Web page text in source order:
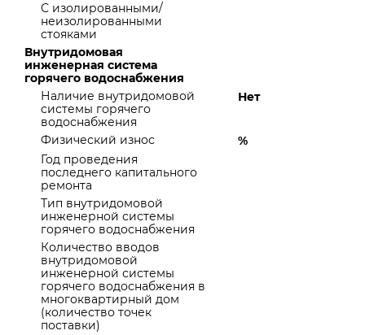
С изолированными/
неизолированными
стояками
Внутридомовая
инженерная система
горячего водоснабжения
Наличие внутридомовой
системы горячего
водоснабжения
Нет
Физический износ
%
Год проведения
последнего капитального
ремонта
Тип внутридомовой
инженерной системы
горячего водоснабжения
Количество вводов
внутридомовой
инженерной системы
горячего водоснабжения в
многоквартирный дом
(количество точек
поставки)